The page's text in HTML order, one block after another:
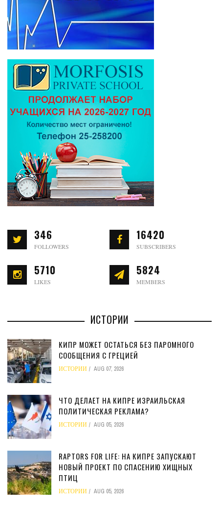
346
FOLLOWERS
16420
SUBSCRIBERS
5710
LIKES
5824
MEMBERS
ИСТОРИИ
КИПР МОЖЕТ ОСТАТЬСЯ БЕЗ ПАРОМНОГО
СООБЩЕНИЯ С ГРЕЦИЕЙ
ИСТОРИИ AUG 07, 2026
ЧТО ДЕЛАЕТ НА КИПРЕ ИЗРАИЛЬСКАЯ
ПОЛИТИЧЕСКАЯ РЕКЛАМА?
ИСТОРИИ AUG 05, 2026
RAPTORS FOR LIFE: НА КИПРЕ ЗАПУСКАЮТ
НОВЫЙ ПРОЕКТ ПО СПАСЕНИЮ ХИЩНЫХ
ПТИЦ
ИСТОРИИ AUG 05, 2026